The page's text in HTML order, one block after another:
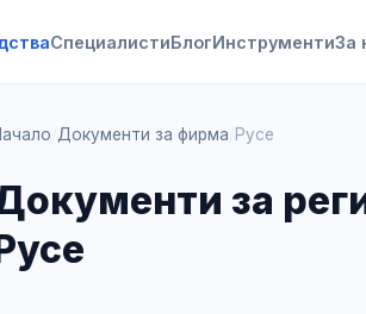
СпециалистиБлогИнструментиЗа
Документи за фирма Русе
за